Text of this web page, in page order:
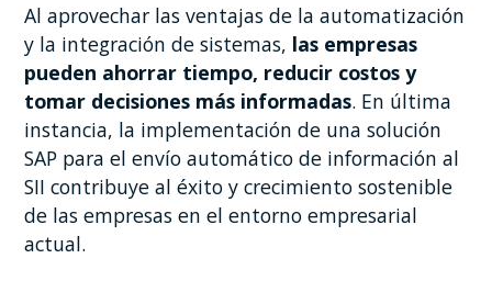
Al aprovechar las ventajas de la automatización
y la integración de sistemas, las empresas
pueden ahorrar tiempo, reducir costos y
tomar decisiones más informadas. En última
instancia, la implementación de una solución
SAP para el envío automático de información al
SII contribuye al éxito y crecimiento sostenible
de las empresas en el entorno empresarial
actual.